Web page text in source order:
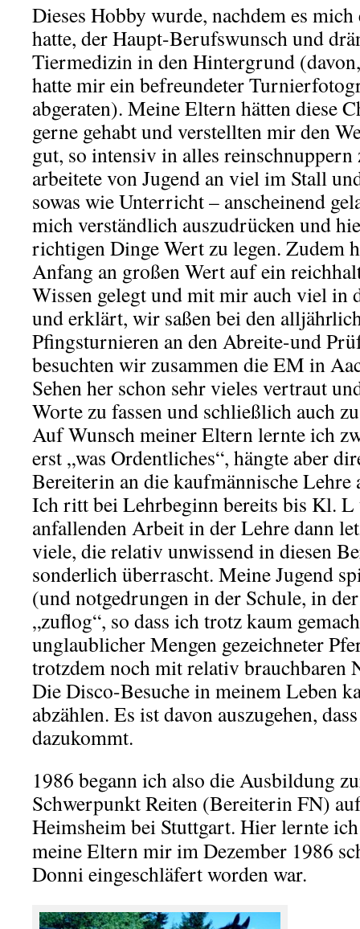
Dieses Hobby wurde, nachdem es
hatte, der Haupt-Berufswunsch und
Tiermedizin in den Hintergrund
hatte mir ein befreundeter
abgeraten). Meine Eltern hätten diese
gerne gehabt und verstellten mir den
gut, so intensiv in alles
arbeitete von Jugend an viel im Stall
sowas wie Unterricht – anscheinend
mich verständlich auszudrücken und
richtigen Dinge Wert zu legen. Zudem
Anfang an großen Wert auf ein
Wissen gelegt und mit mir auch viel in
und erklärt, wir saßen bei den
Pfingsturnieren an den Abreite-und
besuchten wir zusammen die EM in
Sehen her schon sehr vieles vertraut
Worte zu fassen und schließlich auch
Auf Wunsch meiner Eltern lernte ich
erst „was Ordentliches“, hängte aber
Bereiterin an die kaufmännische Lehre
Ich ritt bei Lehrbeginn bereits bis Kl. L
anfallenden Arbeit in der Lehre dann
viele, die relativ unwissend in diesen
sonderlich überrascht. Meine Jugend
(und notgedrungen in der Schule, in
„zuflog“, so dass ich trotz kaum
unglaublicher Mengen gezeichneter
trotzdem noch mit relativ
Die Disco-Besuche in meinem Leben
abzählen. Es ist davon auszugehen,
dazukommt.
1986 begann ich also die Ausbildung
Schwerpunkt Reiten (Bereiterin FN)
Heimsheim bei Stuttgart. Hier lernte
meine Eltern mir im Dezember 1986
Donni eingeschläfert wordenwar.